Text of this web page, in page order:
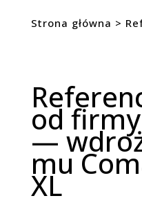
Strona główna >
od
—
mu
XL